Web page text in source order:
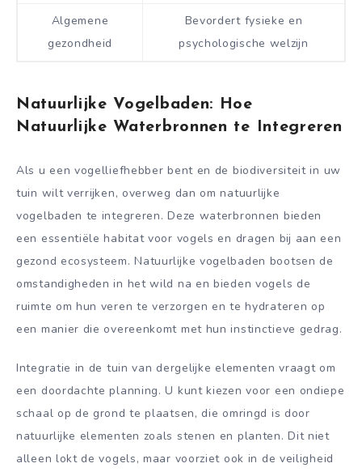
Algemene
gezondheid
Bevordert fysieke en
psychologische welzijn
Natuurlijke Vogelbaden: Hoe
Natuurlijke Waterbronnen te Integreren
Als u een vogelliefhebber bent en de biodiversiteit in uw
tuin wilt verrijken, overweg dan om natuurlijke
vogelbaden te integreren. Deze waterbronnen bieden
een essentiële habitat voor vogels en dragen bij aan een
gezond ecosysteem. Natuurlijke vogelbaden bootsen de
omstandigheden in het wild na en bieden vogels de
ruimte om hun veren te verzorgen en te hydrateren op
een manier die overeenkomt met hun instinctieve gedrag.
Integratie in de tuin van dergelijke elementen vraagt om
een doordachte planning. U kunt kiezen voor een ondiepe
schaal op de grond te plaatsen, die omringd is door
natuurlijke elementen zoals stenen en planten. Dit niet
alleen lokt de vogels, maar voorziet ook in de veiligheid